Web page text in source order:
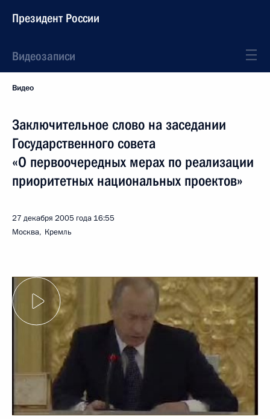
Президент России
Видеозаписи
Видео
Заключительное слово на заседании
Государственного совета
«О первоочередных мерах по реализации
приоритетных национальных проектов»
27 декабря 2005 года 16:55
Москва, Кремль